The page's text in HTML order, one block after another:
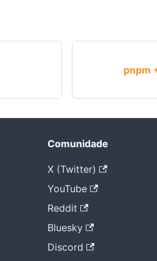
pnpm
Comunidade
X (Twitter)
YouTube
Reddit
Bluesky
Discord